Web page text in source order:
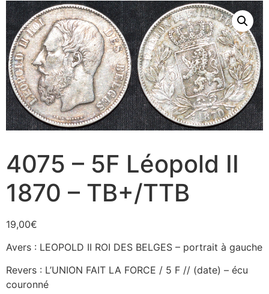
4075 – 5F Léopold II
1870 – TB+/TTB
19,00€
Avers : LEOPOLD II ROI DES BELGES – portrait à gauche
Revers : L’UNION FAIT LA FORCE / 5 F // (date) – écu
couronné